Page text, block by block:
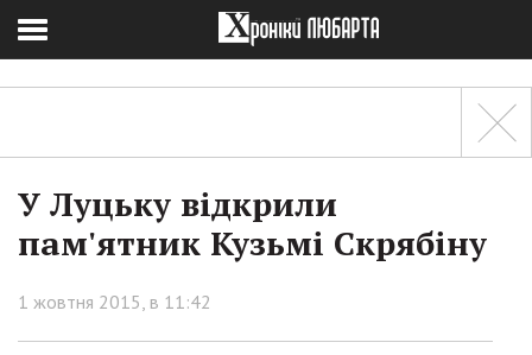
У Луцьку відкрили
пам'ятник Кузьмі Скрябіну
1 жовтня 2015, в 11:42